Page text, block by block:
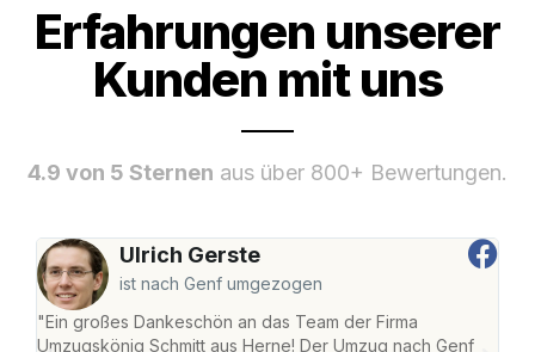
Erfahrungen unserer
Kunden mit uns
4.9 von 5 Sternen aus über 800+ Bewertungen.
Ulrich Gerste
ist nach Genf umgezogen
"Ein großes Dankeschön an das Team der Firma
Umzugskönig Schmitt aus Herne! Der Umzug nach Genf